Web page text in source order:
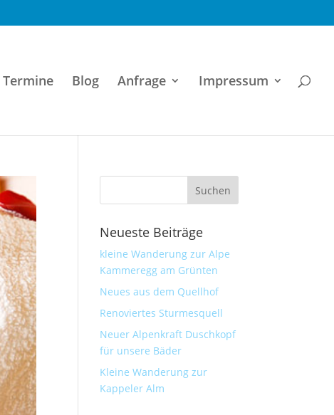
Termine Blog Anfrage Impressum
Neueste Beiträge
kleine Wanderung zur Alpe
Kammeregg am Grünten
Neues aus dem Quellhof
Renoviertes Sturmesquell
Neuer Alpenkraft Duschkopf
für unsere Bäder
Kleine Wanderung zur
Kappeler Alm